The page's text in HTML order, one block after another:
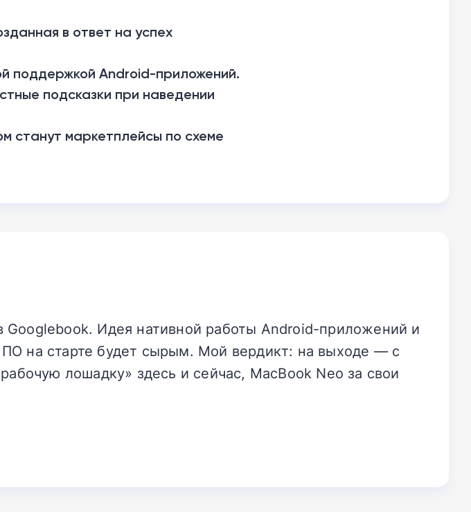
в ответ на успех
поддержкой Android-приложений.
подсказки при наведении
станут маркетплейсы по схеме
Googlebook. Идея нативной работы Android-приложений и
на старте будет сырым. Мой вердикт: на выходе — с
лошадку» здесь и сейчас, MacBook Neo за свои